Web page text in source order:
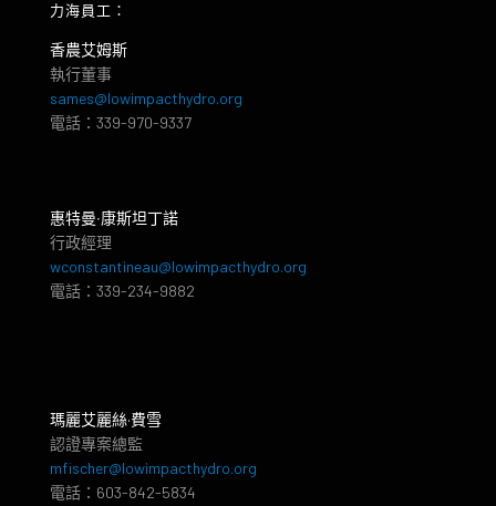
力海員工：
香農艾姆斯
執行董事
sames@lowimpacthydro.org
電話：339-970-9337
惠特曼‧康斯坦丁諾
行政經理
wconstantineau@lowimpacthydro.org
電話：339-234-9882
瑪麗艾麗絲·費雪
認證專案總監
mfischer@lowimpacthydro.org
電話：603-842-5834